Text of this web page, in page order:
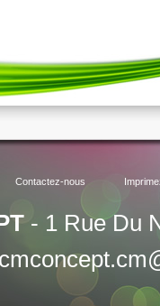
Contactez-nous
- 1 Rue Du